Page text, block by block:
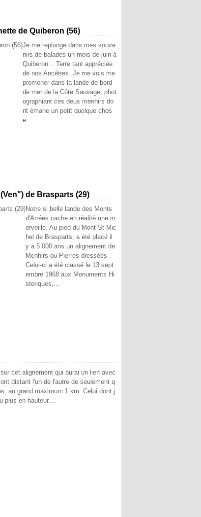
de Quiberon (56)
Je me replonge dans mes souve
nirs de balades un mois de juin à
Quiberon... Terre tant appréciée
de nos Ancêtres. Je me vois me
promener dans la lande de bord
de mer de la Côte Sauvage, phot
ographiant ces deux menhirs do
nt émane un petit quelque chos
e...
de Brasparts (29)
Notre si belle lande des Monts
d'Arrées cache en réalité une m
erveille. Au pied du Mont St Mic
hel de Brasparts, a été placé il
y a 5 000 ans un alignement de
Menhirs ou Pierres dressées .
Celui-ci a été classé le 13 sept
embre 1968 aux Monuments Hi
storiques,...
cet alignement qui aurai un lien avec
distant l'un de l'autre de seulement q
au grand maximum 1 km. Celui dont j
plus en hauteur,...